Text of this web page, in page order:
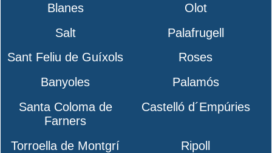
Blanes
Olot
Salt
Palafrugell
Sant Feliu de Guíxols
Roses
Banyoles
Palamós
Santa Coloma de
Farners
Castelló d´Empúries
Torroella de Montgrí
Ripoll